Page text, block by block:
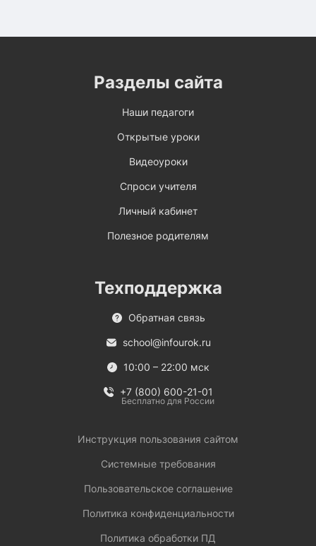
Разделы сайта
Наши педагоги
Открытые уроки
Видеоуроки
Спроси учителя
Личный кабинет
Полезное родителям
Техподдержка
Обратная связь
school@infourok.ru
10:00 – 22:00 мск
+7 (800) 600-21-01
Бесплатно для России
Инструкция пользования сайтом
Системные требования
Пользовательское соглашение
Политика конфиденциальности
Политика обработки ПД